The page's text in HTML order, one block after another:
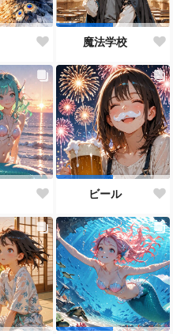
魔法学校
ビール